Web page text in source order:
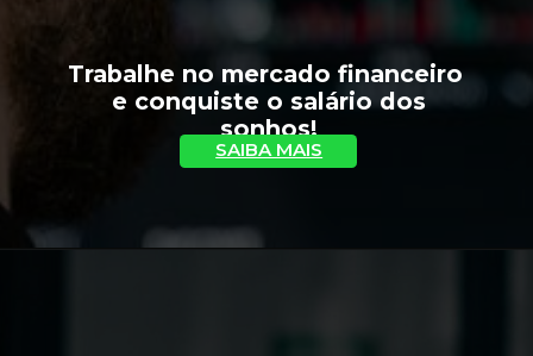
Trabalhe no mercado financeiro
e conquiste o salário dos
sonhos!
SAIBA MAIS